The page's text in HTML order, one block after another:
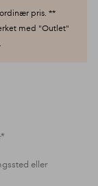
pris. **
med "Outlet"
eller